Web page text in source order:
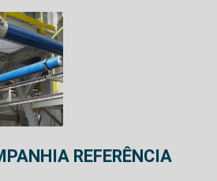
REFERÊNCIA